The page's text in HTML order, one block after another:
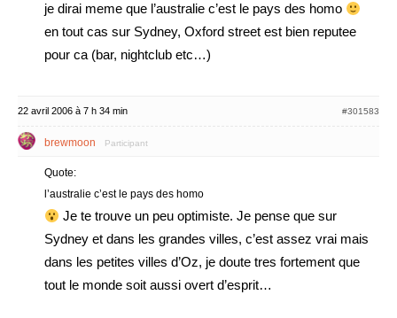
je dirai meme que l’australie c’est le pays des homo
en tout cas sur Sydney, Oxford street est bien reputee
pour ca (bar, nightclub etc…)
22 avril 2006 à 7 h 34 min #301583
brewmoon Participant
Quote:
l’australie c’est le pays des homo
Je te trouve un peu optimiste. Je pense que sur
Sydney et dans les grandes villes, c’est assez vrai mais
dans les petites villes d’Oz, je doute tres fortement que
tout le monde soit aussi overt d’esprit…